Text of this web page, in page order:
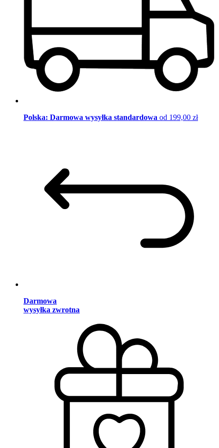
Polska: Darmowa wysyłka standardowa od 199,00 zł
Darmowa
wysyłka zwrotna